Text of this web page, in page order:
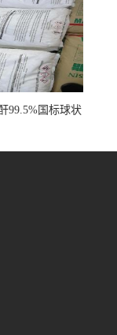
99.5%国标球状